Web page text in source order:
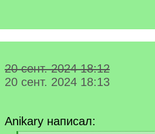
20 сент. 2024 18:12
20 сент. 2024 18:13
Anikary написал: